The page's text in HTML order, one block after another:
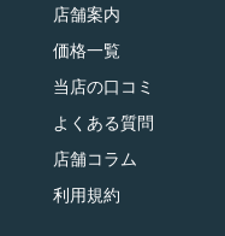
店舗案内
価格一覧
当店の口コミ
よくある質問
店舗コラム
利用規約